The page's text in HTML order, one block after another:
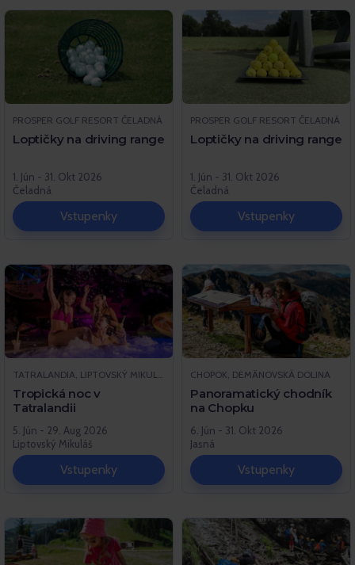
PROSPER GOLF RESORT ČELADNÁ
Loptičky na driving range
1. Jún - 31. Okt 2026
Čeladná
Vstupenky
PROSPER GOLF RESORT ČELADNÁ
Loptičky na driving range
1. Jún - 31. Okt 2026
Čeladná
Vstupenky
Tropická noc v
Tatralandii
5. Jún - 29. Aug 2026
Liptovský Mikuláš
Vstupenky
CHOPOK, DEMÄNOVSKÁ DOLINA
Panoramatický chodník
na Chopku
6. Jún - 31. Okt 2026
Jasná
Vstupenky